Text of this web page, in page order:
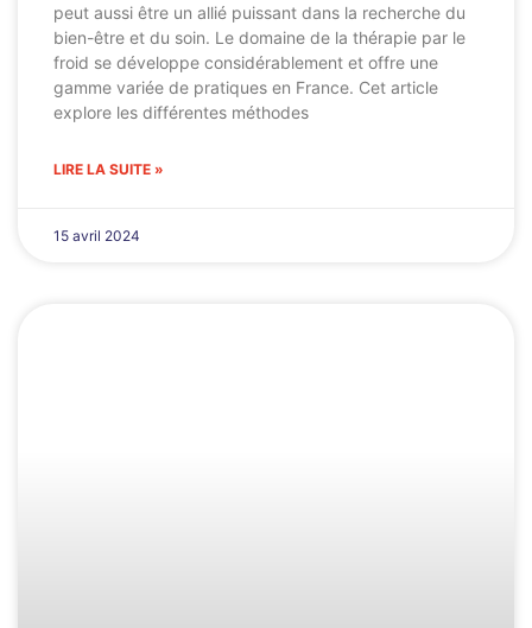
peut aussi être un allié puissant dans la recherche du
bien-être et du soin. Le domaine de la thérapie par le
froid se développe considérablement et offre une
gamme variée de pratiques en France. Cet article
explore les différentes méthodes
LIRE LA SUITE »
15 avril 2024